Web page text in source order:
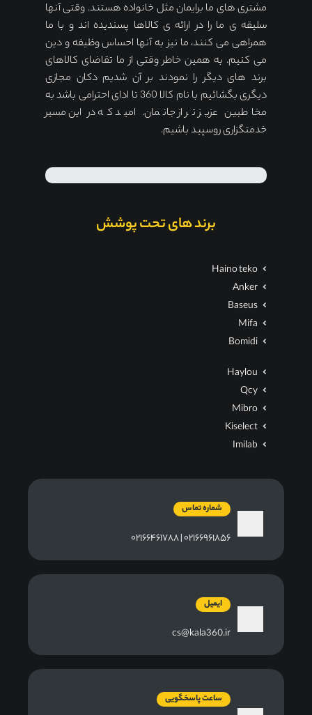
مشتری های ما برایمان مثل خانواده هستند. وقتی آنها
سلیقه ی ما را در ارائه ی کالاها پسندیده اند و با ما
همراهی می کنند، ما نیز به آنها احساس وظیفه و دین
می کنیم. به همین خاطر وقتی از ما تقاضای کالاهای
برند های دیگر را نمودند بر آن شدیم دکان مجازی
دیگری بگشائیم با نام کالا 360 تا ادای احترامی باشد به
مخاطبین عزیز تر از جانمان. امید که در این مسیر
خدمتگزاری روسپید باشیم.
برند های تحت پوشش
Haino teko
Anker
Baseus
Mifa
Bomidi
Haylou
Qcy
Mibro
Kiselect
Imilab
شماره تماس
۰۲۱۶۶۹۶۱۸۵۶ | ۰۲۱۶۶۴۶۱۷۸۸
ایمیل
cs@kala360.ir
ساعت پاسخگویی